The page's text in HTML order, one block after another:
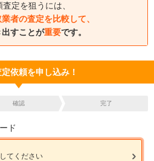
定を狙うには、
者の査定を比較して、
すことが重要です。
依頼を申し込み！
確認 完了
ド
てください